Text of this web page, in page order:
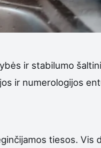
ir stabilumo
ir numerologijos
tiesos. Vis